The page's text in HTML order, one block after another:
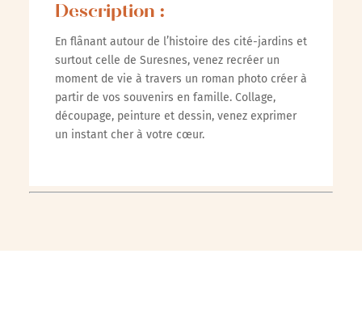
Description :
En flânant autour de l’histoire des cité-jardins et
surtout celle de Suresnes, venez recréer un
moment de vie à travers un roman photo créer à
partir de vos souvenirs en famille. Collage,
découpage, peinture et dessin, venez exprimer
un instant cher à votre cœur.